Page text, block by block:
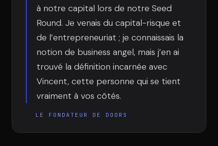
Contact
LE GROUPE
DIVA
VENTURE ARTISAN & STUDIO
à notre capital lors de notre Seed
Round. Je venais du capital-risque et
de l’entrepreneuriat ; je connaissais la
notion de business angel, mais j’en ai
trouvé la définition incarnée avec
Vincent, cette personne qui se tient
vraiment à vos côtés.
LE FONDATEUR DE DOORS